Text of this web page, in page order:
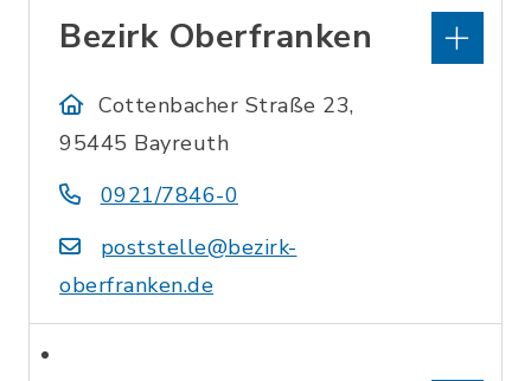
Bezirk Oberfranken
Cottenbacher Straße 23,
95445 Bayreuth
0921/7846-0
poststelle@bezirk-
oberfranken.de